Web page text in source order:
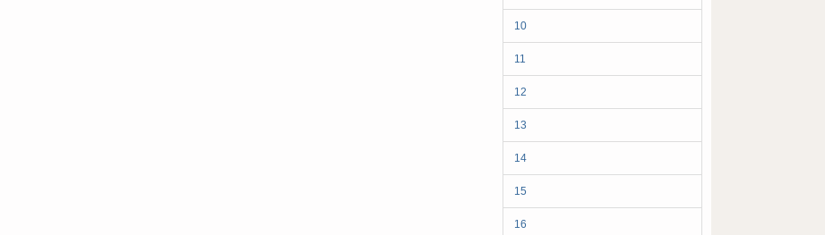
10
11
12
13
14
15
16